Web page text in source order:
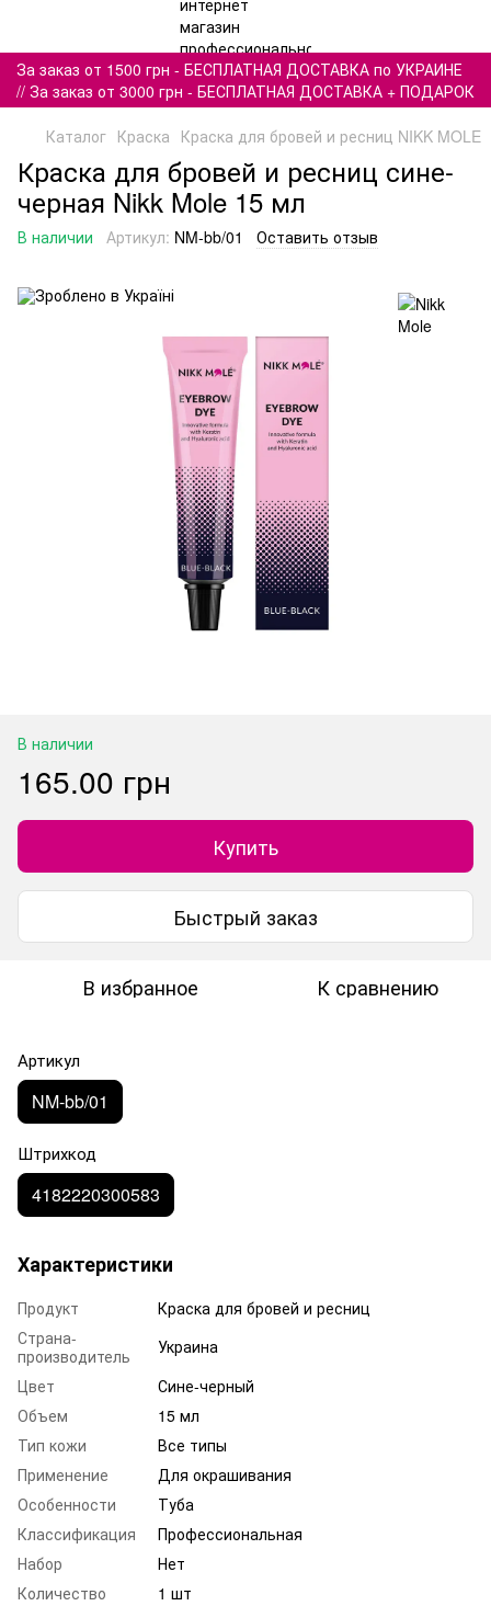
За заказ от 1500 грн - БЕСПЛАТНАЯ ДОСТАВКА по УКРАИНЕ
// За заказ от 3000 грн - БЕСПЛАТНАЯ ДОСТАВКА + ПОДАРОК
Каталог Краска Краска для бровей и ресниц NIKK MOLE
Краска для бровей и ресниц сине-
черная Nikk Mole 15 мл
В наличии Артикул: NM-bb/01 Оставить отзыв
В наличии
165.00 грн
Купить
Быстрый заказ
В избранное К сравнению
Артикул
NM-bb/01
Штрихкод
4182220300583
Характеристики
Продукт
Краска для бровей и ресниц
Страна-
производитель
Украина
Цвет
Сине-черный
Объем
15 мл
Тип кожи
Все типы
Применение
Для окрашивания
Особенности
Туба
Классификация
Профессиональная
Набор
Нет
Количество
1 шт